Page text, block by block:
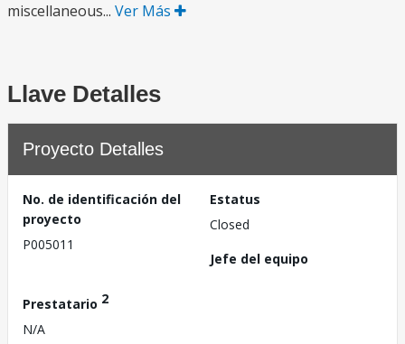
miscellaneous... Ver Más
Llave Detalles
Proyecto Detalles
No. de identificación del
proyecto
P005011
Estatus
Closed
Jefe del equipo
Prestatario 2
N/A